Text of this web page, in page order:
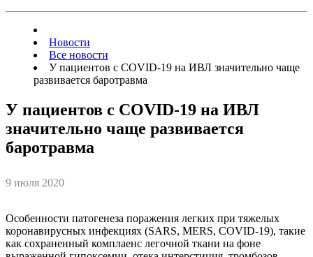
Новости
Все новости
У пациентов с COVID-19 на ИВЛ значительно чаще
развивается баротравма
У пациентов с COVID-19 на ИВЛ
значительно чаще развивается
баротравма
9 июля 2020
Особенности патогенеза поражения легких при тяжелых
коронавирусных инфекциях (SARS, MERS, COVID-19), такие
как сохраненный комплаенс легочной ткани на фоне